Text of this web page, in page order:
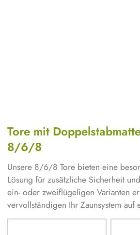
Tore mit
8/6/8
Unsere 8/6/8 Tore bieten eine
Lösung für zusätzliche Sicherheit
ein- oder zweiflügeligen Varianten
vervollständigen Ihr Zaunsystem auf